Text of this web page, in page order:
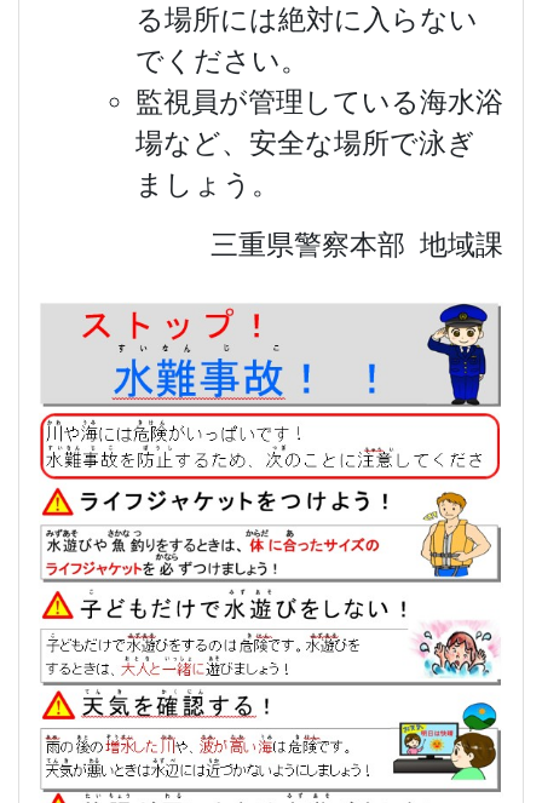
る場所には絶対に入らない
でください。
監視員が管理している海水浴
場など、安全な場所で泳ぎ
ましょう。
三重県警察本部 地域課